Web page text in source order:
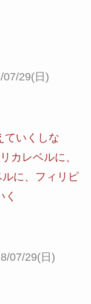
07/29(日)
ていくしな
カレベルに、
に、フィリピ
く
07/29(日)